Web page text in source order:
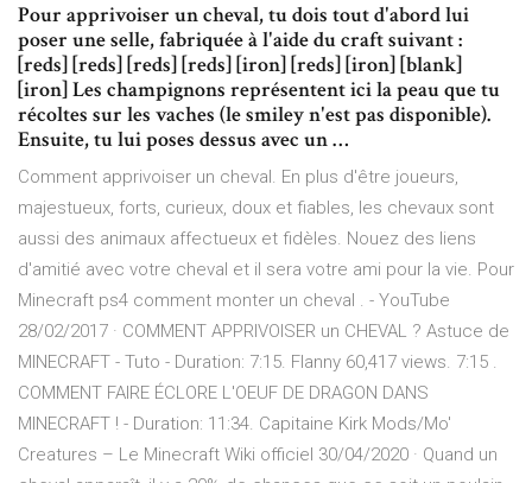
Pour apprivoiser un cheval, tu dois tout d'abord lui
poser une selle, fabriquée à l'aide du craft suivant :
[reds] [reds] [reds] [reds] [iron] [reds] [iron] [blank]
[iron] Les champignons représentent ici la peau que tu
récoltes sur les vaches (le smiley n'est pas disponible).
Ensuite, tu lui poses dessus avec un …
Comment apprivoiser un cheval. En plus d'être joueurs,
majestueux, forts, curieux, doux et fiables, les chevaux sont
aussi des animaux affectueux et fidèles. Nouez des liens
d'amitié avec votre cheval et il sera votre ami pour la vie. Pour
Minecraft ps4 comment monter un cheval . - YouTube
28/02/2017 · COMMENT APPRIVOISER un CHEVAL ? Astuce de
MINECRAFT - Tuto - Duration: 7:15. Flanny 60,417 views. 7:15 .
COMMENT FAIRE ÉCLORE L'OEUF DE DRAGON DANS
MINECRAFT ! - Duration: 11:34. Capitaine Kirk Mods/Mo'
Creatures – Le Minecraft Wiki officiel 30/04/2020 · Quand un